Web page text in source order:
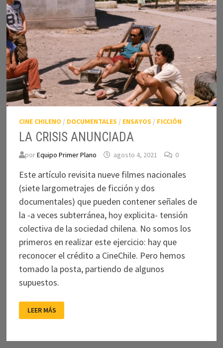
CINE CHILENO / DOCUMENTALES / ENSAYOS / FICCIÓN
LA CRISIS ANUNCIADA
porEquipo Primer Plano agosto 4, 2021 0
Este artículo revisita nueve filmes nacionales
(siete largometrajes de ficción y dos
documentales) que pueden contener señales de
la -a veces subterránea, hoy explicita- tensión
colectiva de la sociedad chilena. No somos los
primeros en realizar este ejercicio: hay que
reconocer el crédito a CineChile. Pero hemos
tomado la posta, partiendo de algunos
supuestos.
CRISIS
ANUNCIADA
LEER MÁS